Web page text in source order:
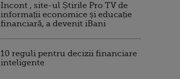
Incont , site-ul Știrile Pro TV de
informații economice și educație
financiară, a devenit iBani
10 reguli pentru decizii financiare
inteligente